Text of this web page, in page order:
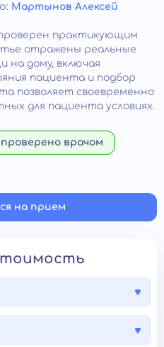
Мартынов Алексей
практикующим
отражены реальные
на дому, включая
пациента и подбор
позволяет своевременно
для пациента условиях.
проверено врачом
на прием